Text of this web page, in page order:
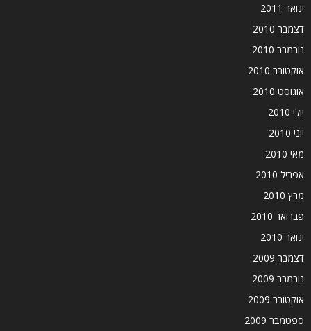
ינואר 2011
דצמבר 2010
נובמבר 2010
אוקטובר 2010
אוגוסט 2010
יולי 2010
יוני 2010
מאי 2010
אפריל 2010
מרץ 2010
פברואר 2010
ינואר 2010
דצמבר 2009
נובמבר 2009
אוקטובר 2009
ספטמבר 2009